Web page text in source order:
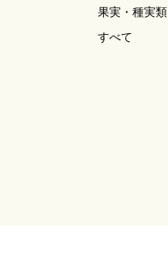
果実・種実類
すべて